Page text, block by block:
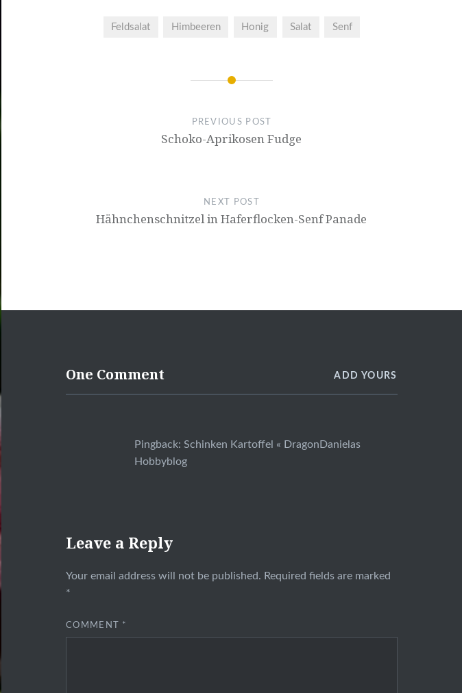
Feldsalat Himbeeren Honig Salat Senf
navigation
PREVIOUS POST
Schoko-Aprikosen Fudge
NEXT POST
Hähnchenschnitzel in Haferflocken-Senf Panade
One Comment ADD YOURS
Pingback:Schinken Kartoffel « DragonDanielas
Hobbyblog
Leave a Reply
Your email address will not be published. Required fields are marked
*
COMMENT *